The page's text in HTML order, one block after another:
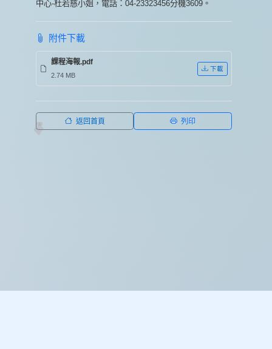
中心-杜若慈小姐，電話：04-23323456分機3609。
附件下載
課程海報.pdf
2.74 MB
下載
返回首頁 列印